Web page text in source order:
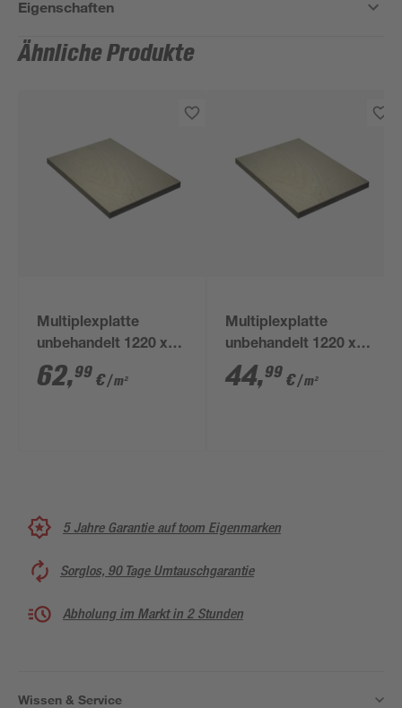
Eigenschaften
Ähnliche Produkte
Multiplexplatte
unbehandelt 1220 x
2500 x 18 mm
62,99 €/ m²
Multiplexplatte
unbehandelt 1220 x
2500 x 12 mm
44,99 €/ m²
5 Jahre Garantie auf toom Eigenmarken
Sorglos, 90 Tage Umtauschgarantie
Abholung im Markt in 2 Stunden
Wissen & Service